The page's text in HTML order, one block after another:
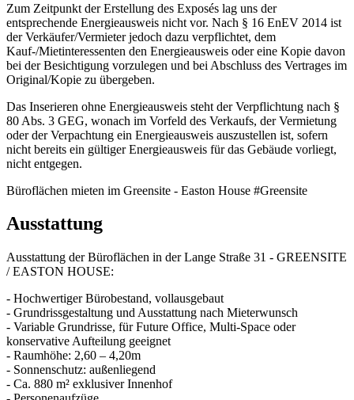
Zum Zeitpunkt der Erstellung des Exposés lag uns der
entsprechende Energieausweis nicht vor. Nach § 16 EnEV 2014 ist
der Verkäufer/Vermieter jedoch dazu verpflichtet, dem
Kauf-/Mietinteressenten den Energieausweis oder eine Kopie davon
bei der Besichtigung vorzulegen und bei Abschluss des Vertrages im
Original/Kopie zu übergeben.
Das Inserieren ohne Energieausweis steht der Verpflichtung nach §
80 Abs. 3 GEG, wonach im Vorfeld des Verkaufs, der Vermietung
oder der Verpachtung ein Energieausweis auszustellen ist, sofern
nicht bereits ein gültiger Energieausweis für das Gebäude vorliegt,
nicht entgegen.
Büroflächen mieten im Greensite - Easton House #Greensite
Ausstattung
Ausstattung der Büroflächen in der Lange Straße 31 - GREENSITE
/ EASTON HOUSE:
- Hochwertiger Bürobestand, vollausgebaut
- Grundrissgestaltung und Ausstattung nach Mieterwunsch
- Variable Grundrisse, für Future Office, Multi-Space oder
konservative Aufteilung geeignet
- Raumhöhe: 2,60 – 4,20m
- Sonnenschutz: außenliegend
- Ca. 880 m² exklusiver Innenhof